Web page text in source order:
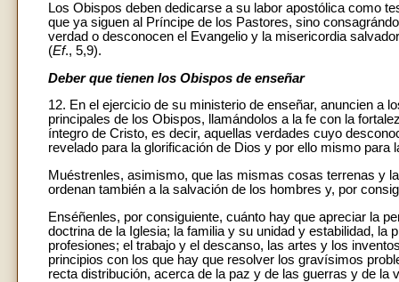
Los Obispos deben dedicarse a su labor apostólica como
que ya siguen al Príncipe de los Pastores, sino
verdad o desconocen el Evangelio y la misericordia
(Ef., 5,9).
Deber que tienen los Obispos de enseñar
12. En el ejercicio de su ministerio de enseñar, anuncien a
principales de los Obispos, llamándolos a la fe con la
íntegro de Cristo, es decir, aquellas verdades cuyo
revelado para la glorificación de Dios y por ello mismo para
Muéstrenles, asimismo, que las mismas cosas terrenas y
ordenan también a la salvación de los hombres y, por
Enséñenles, por consiguiente, cuánto hay que apreciar la
doctrina de la Iglesia; la familia y su unidad y estabilidad,
profesiones; el trabajo y el descanso, las artes y los
principios con los que hay que resolver los gravísimos
recta distribución, acerca de la paz y de las guerras y de la